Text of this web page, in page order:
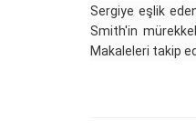
Sergiye eşlik
Smith'in
Makaleleri takip